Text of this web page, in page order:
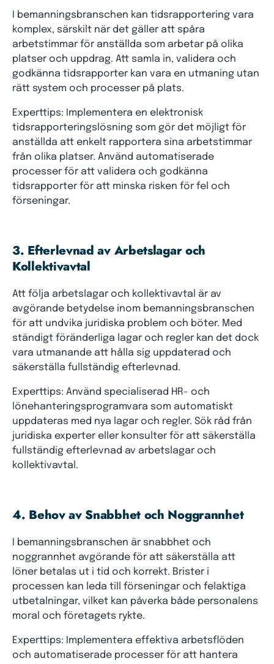
I bemanningsbranschen kan tidsrapportering vara
komplex, särskilt när det gäller att spåra
arbetstimmar för anställda som arbetar på olika
platser och uppdrag. Att samla in, validera och
godkänna tidsrapporter kan vara en utmaning utan
rätt system och processer på plats.
Experttips: Implementera en elektronisk
tidsrapporteringslösning som gör det möjligt för
anställda att enkelt rapportera sina arbetstimmar
från olika platser. Använd automatiserade
processer för att validera och godkänna
tidsrapporter för att minska risken för fel och
förseningar.
3. Efterlevnad av Arbetslagar och
Kollektivavtal
Att följa arbetslagar och kollektivavtal är av
avgörande betydelse inom bemanningsbranschen
för att undvika juridiska problem och böter. Med
ständigt föränderliga lagar och regler kan det dock
vara utmanande att hålla sig uppdaterad och
säkerställa fullständig efterlevnad.
Experttips: Använd specialiserad HR- och
lönehanteringsprogramvara som automatiskt
uppdateras med nya lagar och regler. Sök råd från
juridiska experter eller konsulter för att säkerställa
fullständig efterlevnad av arbetslagar och
kollektivavtal.
4. Behov av Snabbhet och Noggrannhet
I bemanningsbranschen är snabbhet och
noggrannhet avgörande för att säkerställa att
löner betalas ut i tid och korrekt. Brister i
processen kan leda till förseningar och felaktiga
utbetalningar, vilket kan påverka både personalens
moral och företagets rykte.
Experttips: Implementera effektiva arbetsflöden
och automatiserade processer för att hantera